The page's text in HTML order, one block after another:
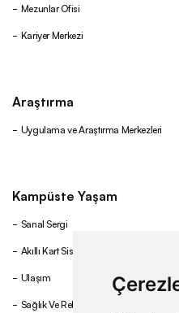
Mezunlar Ofisi
Kariyer Merkezi
Araştırma
Uygulama ve Araştırma Merkezleri
Kampüste Yaşam
Sanal Sergi
Akıllı Kart Sistemi
Ulaşım
Sağlık Ve Rehberlik